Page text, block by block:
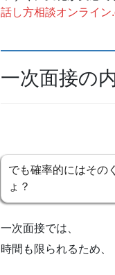
話し方相談オンライン
一次面接の
でも確率的にはその
ょ？
一次面接では、
時間も限られるため、